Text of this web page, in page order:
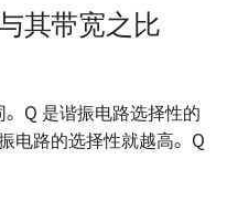
其带宽之比
Q 是谐振电路选择性的
电路的选择性就越高。Q